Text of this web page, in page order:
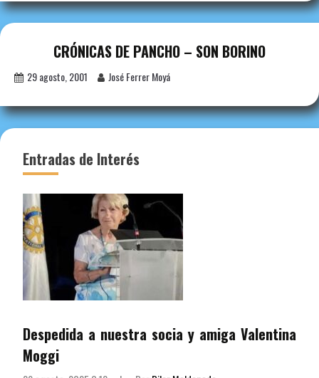
CRÓNICAS DE PANCHO – SON BORINO
29 agosto, 2001 José Ferrer Moyá
Entradas de Interés
Despedida a nuestra socia y amiga Valentina
Moggi